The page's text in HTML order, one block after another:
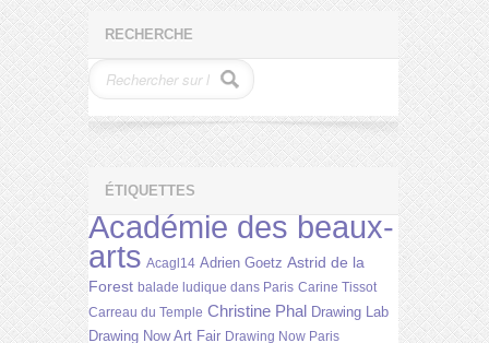
RECHERCHE
ÉTIQUETTES
Académie des beaux-
arts Acagl14 Adrien Goetz Astrid de la
Forest balade ludique dans Paris Carine Tissot
Carreau du Temple Christine Phal Drawing Lab
Drawing Now Art Fair Drawing Now Paris